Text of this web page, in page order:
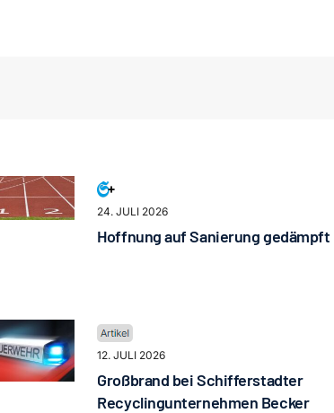
24. JULI 2026
Hoffnung auf Sanierung gedämpft
12. JULI 2026
Großbrand bei Schifferstadter
Recyclingunternehmen Becker